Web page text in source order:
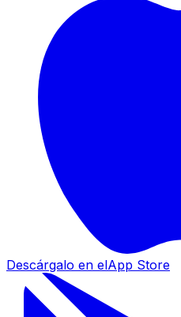
Descárgalo en elApp Store